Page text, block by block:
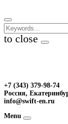
to
content
to close
+7 (343) 379-98-74
Россия,
info@swift-en.ru
Menu